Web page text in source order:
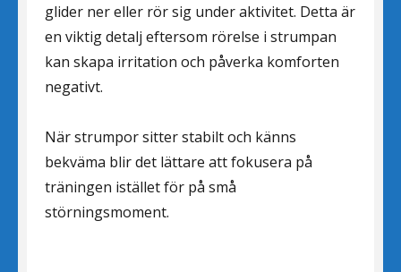
glider ner eller rör sig under aktivitet. Detta är
en viktig detalj eftersom rörelse i strumpan
kan skapa irritation och påverka komforten
negativt.
När strumpor sitter stabilt och känns
bekväma blir det lättare att fokusera på
träningen istället för på små
störningsmoment.